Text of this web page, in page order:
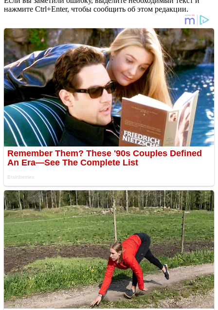
нажмите Ctrl+Enter, чтобы сообщить об этом редакции.